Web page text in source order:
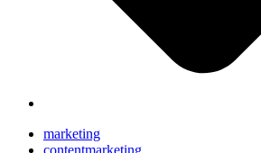
marketing